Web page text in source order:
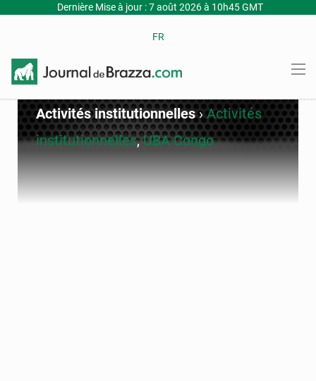
Dernière Mise à jour : 7 août 2026 à 10h45 GMT
FR
Activités institutionnelles›Activités
institutionnelles,UBA Congo